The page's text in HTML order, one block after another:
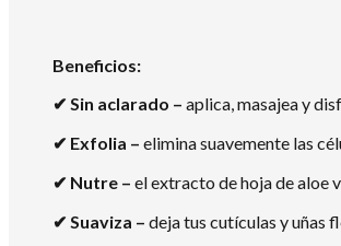
Beneficios:
✔ Sin aclarado – aplica, masajea y
✔ Exfolia – elimina suavemente las
✔ Nutre – el extracto de hoja de aloe
✔ Suaviza – deja tus cutículas y uñas